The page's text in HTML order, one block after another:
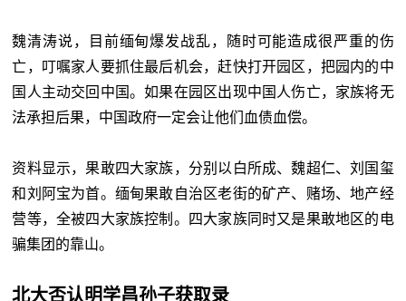
魏清涛说，目前缅甸爆发战乱，随时可能造成很严重的伤
亡，叮嘱家人要抓住最后机会，赶快打开园区，把园内的中
国人主动交回中国。如果在园区出现中国人伤亡，家族将无
法承担后果，中国政府一定会让他们血债血偿。
资料显示，果敢四大家族，分别以白所成、魏超仁、刘国玺
和刘阿宝为首。缅甸果敢自治区老街的矿产、赌场、地产经
营等，全被四大家族控制。四大家族同时又是果敢地区的电
骗集团的靠山。
北大否认明学昌孙子获取录